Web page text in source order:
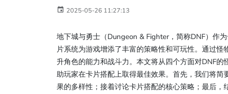
2025-05-26 11:27:13
地下城与勇士（Dungeon & Fighter，简称DNF）作
片系统为游戏增添了丰富的策略性和可玩性。通过
升角色的能力和战斗力。本文将从四个方面对DNF
助玩家在卡片搭配上取得最佳效果。首先，我们将
果的多样性；接着讨论卡片搭配的核心策略；最后